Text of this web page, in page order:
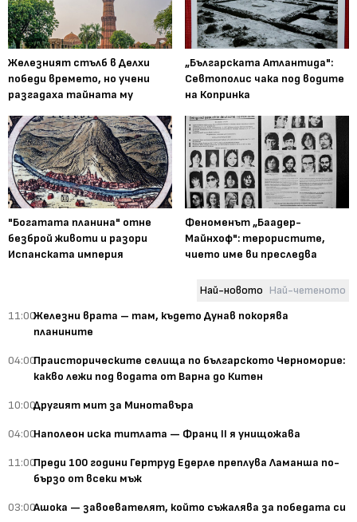
Железният стълб в Делхи
победи времето, но учени
разгадаха тайната му
„Българската Атлантида":
Севтополис чака под водите
на Копринка
"Богатата планина" отне
безброй животи и разори
Испанската империя
Феноменът „Баадер-
Майнхоф": терористите,
чието име ви преследва
Най-новото Най-четеното
11:00Железни врата – там, където Дунав покорява
планините
04:00Праисторическите селища по българското Черноморие:
какво лежи под водата от Варна до Китен
10:00Другият мит за Минотавъра
04:00Наполеон иска титлата — Франц II я унищожава
11:00Преди 100 години Гертруд Едерле преплува Ламанша по-
бързо от всеки мъж
03:00Ашока — завоевателят, който съжалява за победата си